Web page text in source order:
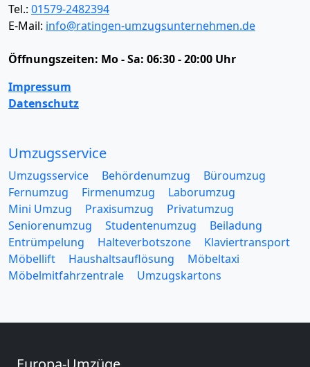
Tel.: 01579-2482394
E-Mail: info@ratingen-umzugsunternehmen.de
Öffnungszeiten: Mo - Sa: 06:30 - 20:00 Uhr
Impressum
Datenschutz
Umzugsservice
Umzugsservice Behördenumzug
Büroumzug
Fernumzug
Firmenumzug
Laborumzug
Mini Umzug
Praxisumzug
Privatumzug
Seniorenumzug
Studentenumzug
Beiladung
Entrümpelung
Halteverbotszone
Klaviertransport
Möbellift
Haushaltsauflösung
Möbeltaxi
Möbelmitfahrzentrale
Umzugskartons